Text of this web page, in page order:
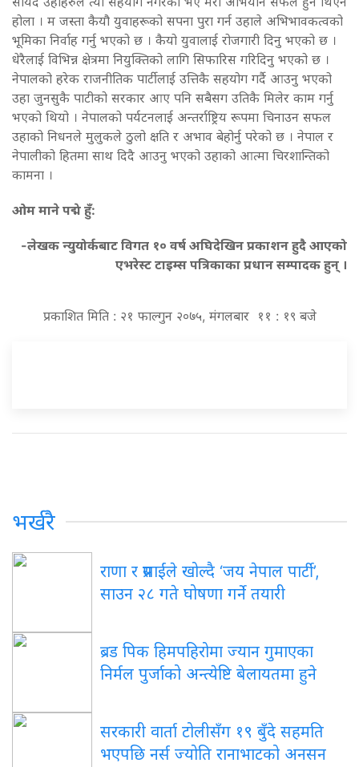
होला । म जस्ता कैयौ युवाहरूको सपना पुरा गर्न उहाले अभिभावकत्वको
भूमिका निर्वाह गर्नु भएको छ । कैयो युवालाई रोजगारी दिनु भएको छ ।
धेरैलाई विभिन्न क्षेत्रमा नियुक्तिको लागि सिफारिस गरिदिनु भएको छ ।
नेपालको हरेक राजनीतिक पार्टीलाई उत्तिकै सहयोग गर्दै आउनु भएको
उहा जुनसुकै पाटीको सरकार आए पनि सबैसग उतिकै मिलेर काम गर्नु
भएको थियो । नेपालको पर्यटनलाई अन्तर्राष्ट्रिय रूपमा चिनाउन सफल
उहाको निधनले मुलुकले ठुलो क्षति र अभाव बेहोर्नु परेको छ । नेपाल र
नेपालीको हितमा साथ दिदै आउनु भएको उहाको आत्मा चिरशान्तिको
कामना ।
ओम माने पद्मे हुँ:
-लेखक न्युयोर्कबाट विगत १० वर्ष अघिदेखिन प्रकाशन हुदै आएको
एभरेस्ट टाइम्स पत्रिकाका प्रधान सम्पादक हुन् ।
प्रकाशित मिति : २१ फाल्गुन २०७५, मंगलबार ११ : १९ बजे
भर्खरै
राणा र प्रसाईंले खोल्दै ‘जय नेपाल पार्टी’,
साउन २८ गते घोषणा गर्ने तयारी
ब्रड पिक हिमपहिरोमा ज्यान गुमाएका
निर्मल पुर्जाको अन्त्येष्टि बेलायतमा हुने
सरकारी वार्ता टोलीसँग १९ बुँदे सहमति
भएपछि नर्स ज्योति रानाभाटको अनसन